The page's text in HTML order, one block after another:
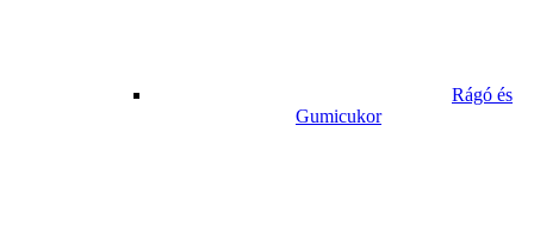
Rágó és
Gumicukor